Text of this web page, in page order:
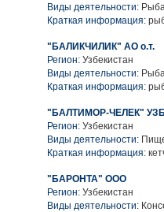
Виды деятельности:
Краткая информация:
"БАЛИКЧИЛИК" АО о.т.
Регион: Узбекистан
Виды деятельности:
Краткая информация:
"БАЛТИМОР-ЧЕЛЕК"
Регион: Узбекистан
Виды деятельности:
Краткая информация:
"БАРОНТА" ООО
Регион: Узбекистан
Виды деятельности: